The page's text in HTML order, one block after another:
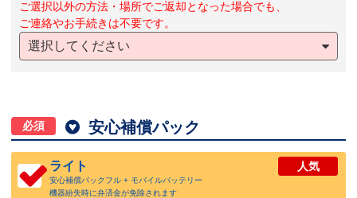
ご選択以外の方法・場所でご返却となった場合でも、
ご連絡やお手続きは不要です。
選択してください
必須  安心補償パック
ライト
安心補償パックフル + モバイルバッテリー
機器紛失時に弁済金が免除されます
人気